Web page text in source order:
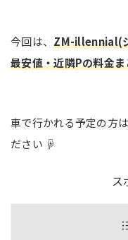
今回は、ZM-illennial(
最安値・近隣Pの料金
車で行かれる予定の方
ださい ☟
ス